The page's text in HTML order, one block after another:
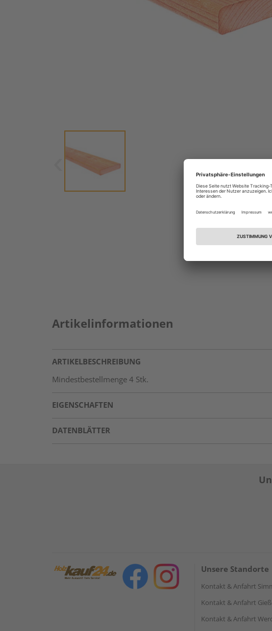
Artikelinformationen
ARTIKELBESCHREIBUNG
Mindestbestellmenge 4 Stk.
EIGENSCHAFTEN
DATENBLÄTTER
Unsere Standorte
Kontakt & Anfahrt
Kontakt & Anfahrt
Kontakt & Anfahrt